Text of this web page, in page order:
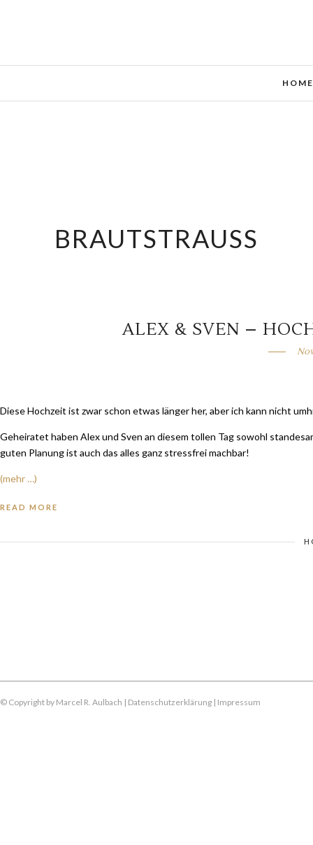
HOME
BRAUTSTRAUSS
ALEX & SVEN –
Diese Hochzeit ist zwar schon etwas länger her, aber ich kann nicht
Geheiratet haben Alex und Sven an diesem tollen Tag sowohl
guten Planung ist auch das alles ganz stressfrei machbar!
(mehr …)
READ MORE
© Copyright by Marcel R. Aulbach | Datenschutzerklärung | Impressum